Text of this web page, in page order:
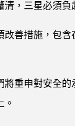
清，三星必須負
改善措施，包
將重申對安全
。